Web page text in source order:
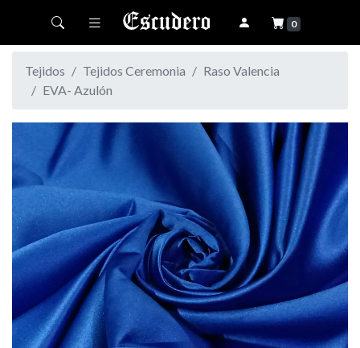
Toggle navigation 0
Tejidos Tejidos Ceremonia
Raso Valencia
EVA- Azulón